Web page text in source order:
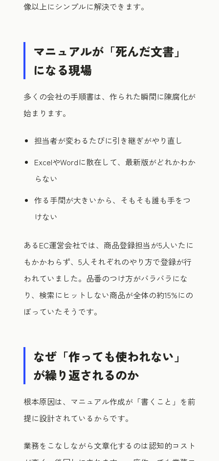
像以上にシンプルに解決できます。
マニュアルが「死んだ文書」
になる現場
多くの会社の手順書は、作られた瞬間に陳腐化が
始まります。
担当者が変わるたびに引き継ぎがやり直し
ExcelやWordに散在して、最新版がどれかわか
らない
作る手間が大きいから、そもそも誰も手をつ
けない
あるEC運営会社では、商品登録担当が5人いたに
もかかわらず、5人それぞれのやり方で登録が行
われていました。品番のつけ方がバラバラにな
り、検索にヒットしない商品が全体の約15%にの
ぼっていたそうです。
なぜ「作っても使われない」
が繰り返されるのか
根本原因は、マニュアル作成が「書くこと」を前
提に設計されているからです。
業務をこなしながら文章化するのは認知的コスト